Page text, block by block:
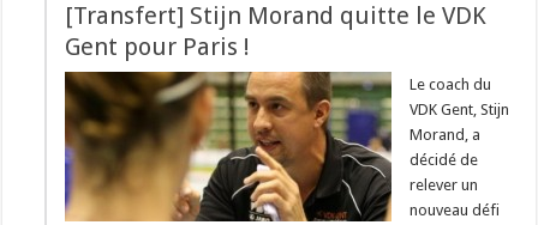
[Transfert] Stijn Morand quitte le VDK
Gent pour Paris !
Le coach du
VDK Gent, Stijn
Morand, a
décidé de
relever un
nouveau défi